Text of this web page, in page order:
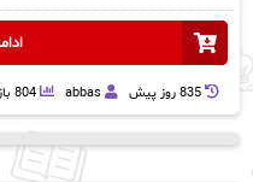
835 روز پيش abbas 804 بازدید